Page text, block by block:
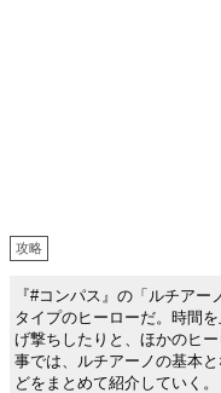
攻略
『#コンパス』の「ルチア
タイプのヒーローだ。時間
げ撃ちしたりと、ほかのヒ
事では、ルチアーノの基本
どをまとめて紹介していく。